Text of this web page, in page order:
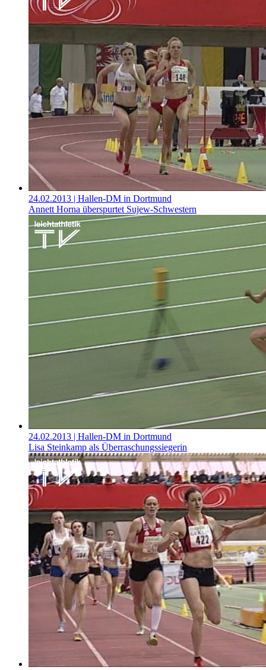
24.02.2013 | Hallen-DM in Dortmund
Annett Horna überspurtet Sujew-Schwestern
24.02.2013 | Hallen-DM in Dortmund
Lisa Steinkamp als Überraschungssiegerin